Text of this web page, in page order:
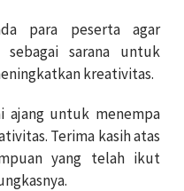
para peserta agar
sarana untuk
kreativitas.
ajang untuk menempa
Terima kasih atas
yang telah ikut